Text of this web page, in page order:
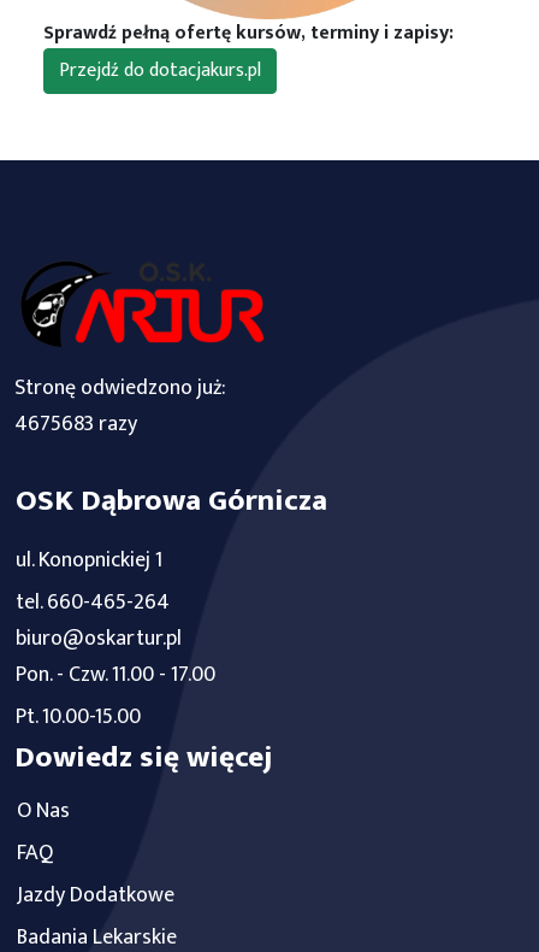
Sprawdź pełną ofertę kursów, terminy i zapisy:
Przejdź do dotacjakurs.pl
Stronę odwiedzono już:
4675683 razy
OSK Dąbrowa Górnicza
ul. Konopnickiej 1
tel. 660-465-264
biuro@oskartur.pl
Pon. - Czw. 11.00 - 17.00
Pt. 10.00-15.00
Dowiedz się więcej
O Nas
FAQ
Jazdy Dodatkowe
Badania Lekarskie